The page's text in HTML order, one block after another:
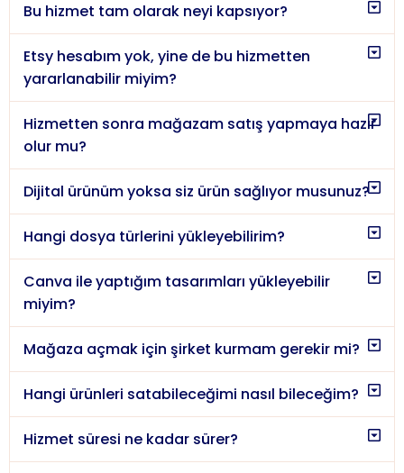
Bu hizmet tam olarak neyi kapsıyor?
Etsy hesabım yok, yine de bu hizmetten
yararlanabilir miyim?
Hizmetten sonra mağazam satış yapmaya hazır
olur mu?
Dijital ürünüm yoksa siz ürün sağlıyor musunuz?
Hangi dosya türlerini yükleyebilirim?
Canva ile yaptığım tasarımları yükleyebilir
miyim?
Mağaza açmak için şirket kurmam gerekir mi?
Hangi ürünleri satabileceğimi nasıl bileceğim?
Hizmet süresi ne kadar sürer?